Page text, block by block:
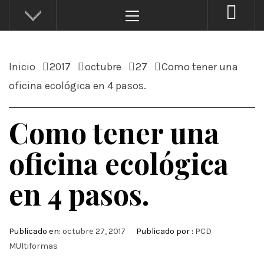
principal
Inicio 2017 octubre 27
Como tener una
oficina ecológica en 4 pasos.
Como tener una
oficina ecológica
en 4 pasos.
Publicado en: octubre 27, 2017 Publicado por : PCD
MUltiformas